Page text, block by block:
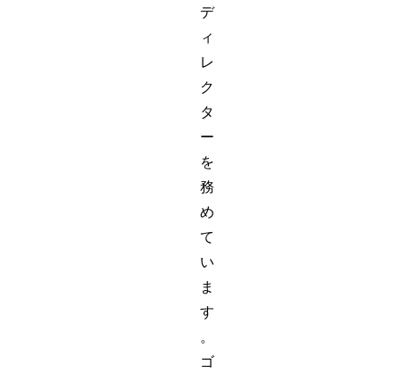
デ
ィ
レ
ク
タ
ー
を
務
め
て
い
ま
す
。
ゴ